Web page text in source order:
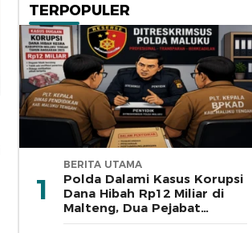
TERPOPULER
1
BERITA UTAMA
Polda Dalami Kasus Korupsi
Dana Hibah Rp12 Miliar di
Malteng, Dua Pejabat
Pemkab Diperiksa